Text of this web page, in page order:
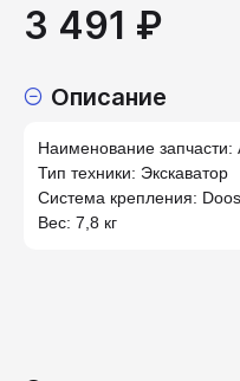
3 491 ₽
Описание
Наименование запчасти:
Тип техники: Экскаватор
Система крепления:
Вес: 7,8 кг